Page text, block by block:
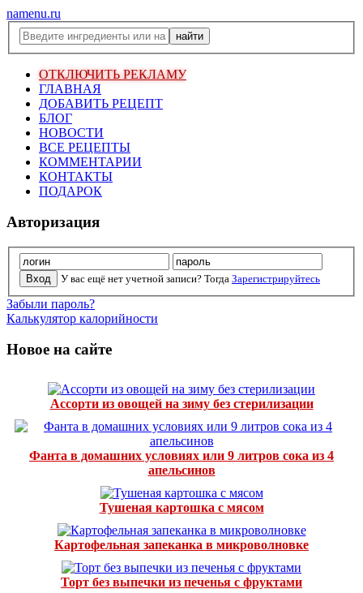
namenu.ru
ОТКЛЮЧИТЬ РЕКЛАМУ
ГЛАВНАЯ
ДОБАВИТЬ РЕЦЕПТ
БЛОГ
НОВОСТИ
ВСЕ РЕЦЕПТЫ
КОММЕНТАРИИ
КОНТАКТЫ
ПОДАРОК
Авторизация
У вас ещё нет учетной записи? Тогда Зарегистрируйтесь
Забыли пароль?
Калькулятор калорийности
Новое на сайте
Ассорти из овощей на зиму без стерилизации
Фанта в домашних условиях или 9 литров сока из 4
апельсинов
Тушеная картошка с мясом
Картофельная запеканка в микроволновке
Торт без выпечки из печенья с фруктами